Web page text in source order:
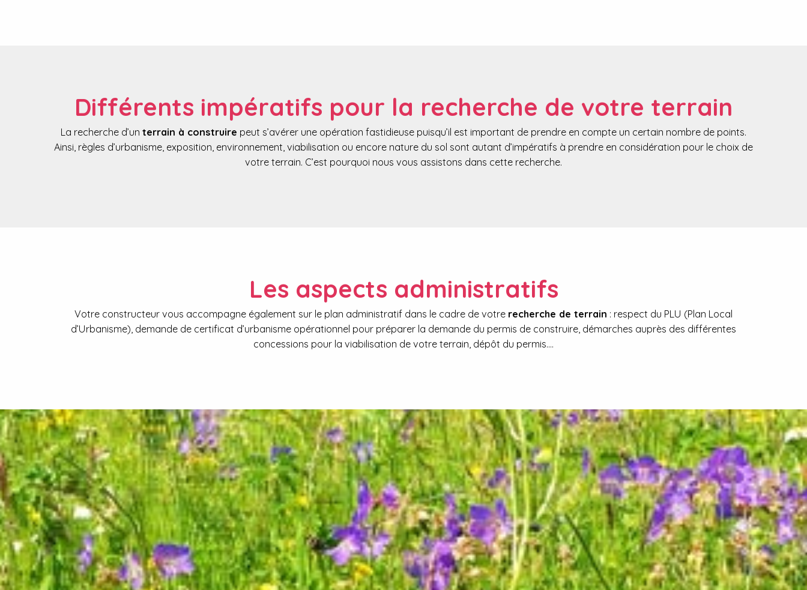
Différents impératifs pour la recherche de votre terrain
La recherche d’un terrain à construire peut s’avérer une opération fastidieuse puisqu’il est important de prendre en compte un certain nombre de points.
Ainsi, règles d’urbanisme, exposition, environnement, viabilisation ou encore nature du sol sont autant d’impératifs à prendre en considération pour le choix de
votre terrain. C’est pourquoi nous vous assistons dans cette recherche.
Les aspects administratifs
Votre constructeur vous accompagne également sur le plan administratif dans le cadre de votre recherche de terrain : respect du PLU (Plan Local
d’Urbanisme), demande de certificat d’urbanisme opérationnel pour préparer la demande du permis de construire, démarches auprès des différentes
concessions pour la viabilisation de votre terrain, dépôt du permis….